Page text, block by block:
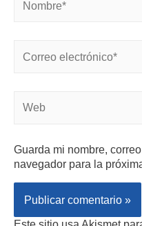
Guarda mi nombre,
navegador para la